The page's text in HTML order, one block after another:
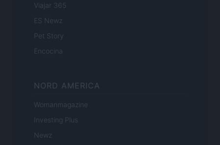
Viajar 365
ES Newz
Pet Story
Encocina
NORD AMERICA
Womanmagazine
Investing Plus
Newz